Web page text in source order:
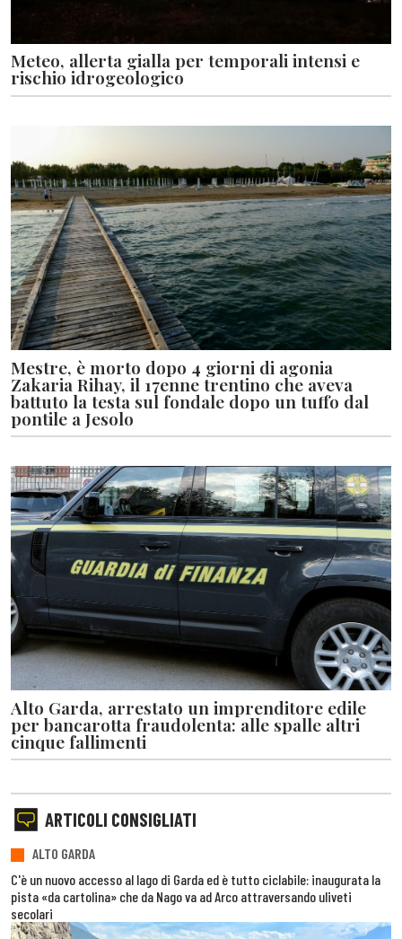
Meteo, allerta gialla per temporali intensi e
rischio idrogeologico
Mestre, è morto dopo 4 giorni di agonia
Zakaria Rihay, il 17enne trentino che aveva
battuto la testa sul fondale dopo un tuffo dal
pontile a Jesolo
Alto Garda, arrestato un imprenditore edile
per bancarotta fraudolenta: alle spalle altri
cinque fallimenti
ARTICOLI CONSIGLIATI
ALTO GARDA
C'è un nuovo accesso al lago di Garda ed è tutto ciclabile: inaugurata la
pista «da cartolina» che da Nago va ad Arco attraversando uliveti
secolari